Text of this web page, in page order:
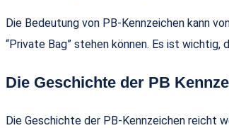
Die Bedeutung von PB-Kennzeichen kann
“Private Bag” stehen können. Es ist wichtig,
Die Geschichte der PB
Die Geschichte der PB-Kennzeichen reicht